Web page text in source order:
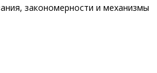
закономерности и механизмы